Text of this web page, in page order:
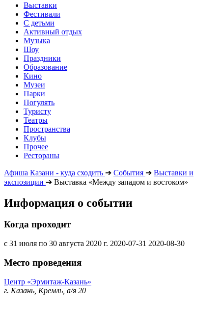
Выставки
Фестивали
С детьми
Активный отдых
Музыка
Шоу
Праздники
Образование
Кино
Музеи
Парки
Погулять
Туристу
Театры
Пространства
Клубы
Прочее
Рестораны
Афиша Казани - куда сходить ➔ События ➔ Выставки и
экспозиции ➔ Выставка «Между западом и востоком»
Информация о событии
Когда проходит
с 31 июля по 30 августа 2020 г. 2020-07-31 2020-08-30
Место проведения
Центр «Эрмитаж-Казань»
г. Казань, Кремль, а/я 20